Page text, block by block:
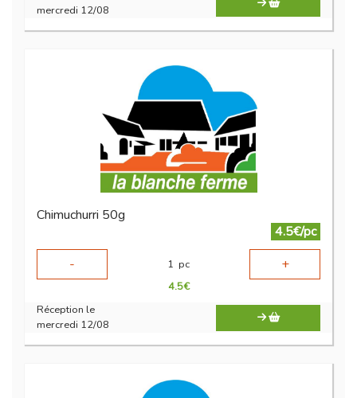
mercredi 12/08
Chimuchurri 50g
4.5€/pc
-
1 pc +
4.5€
Réception le
mercredi 12/08